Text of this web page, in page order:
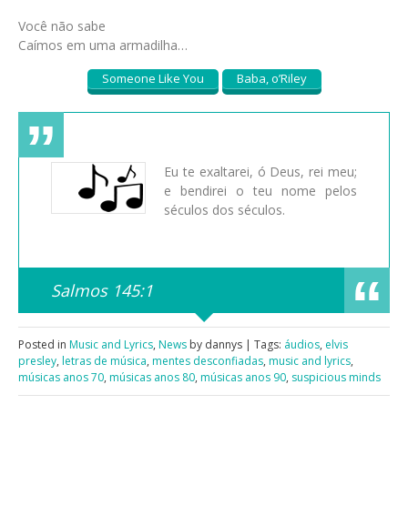
Você não sabe
Caímos em uma armadilha…
Someone Like You Baba, o’Riley
Eu te exaltarei, ó Deus, rei meu;
e bendirei o teu nome pelos
séculos dos séculos.
Salmos 145:1
Posted in Music and Lyrics, News by dannys | Tags: áudios, elvis
presley, letras de música, mentes desconfiadas, music and lyrics,
músicas anos 70, músicas anos 80, músicas anos 90, suspicious minds